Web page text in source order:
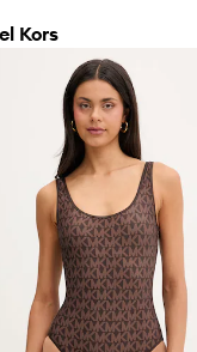
Kors